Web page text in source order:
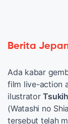
Berita
Ada kabar
film live-action
ilustrator
(Watashi no
tersebut telah